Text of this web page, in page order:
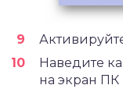
Наведите
на экран